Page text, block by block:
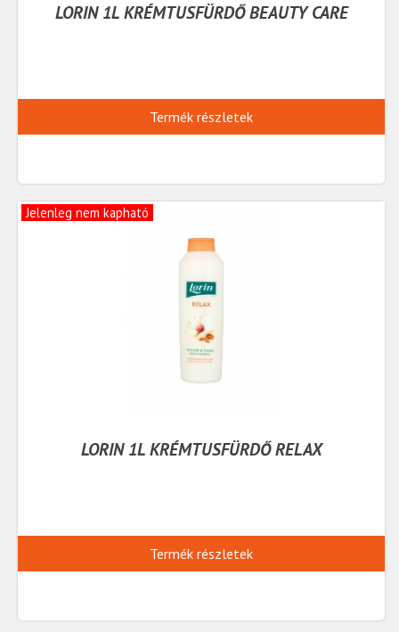
LORIN 1L KRÉMTUSFÜRDŐ BEAUTY CARE
Termék részletek
Jelenleg nem kapható
LORIN 1L KRÉMTUSFÜRDŐ RELAX
Termék részletek